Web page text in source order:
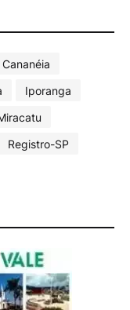
Cananéia
Iporanga
Registro-SP